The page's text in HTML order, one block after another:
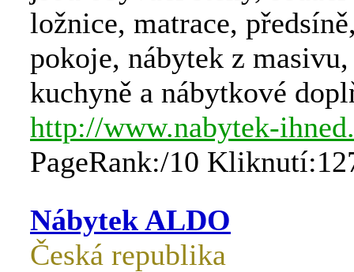
ložnice, matrace,
pokoje, nábytek z
kuchyně a nábytkové
http://www.nabytek-
PageRank:/10
Nábytek ALDO
Česká republika